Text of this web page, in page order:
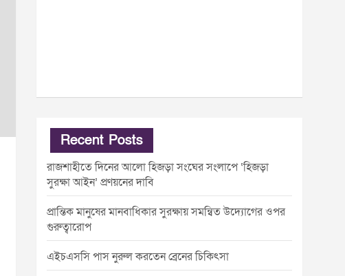
Recent Posts
রাজশাহীতে দিনের আলো হিজড়া সংঘের সংলাপে ‘হিজড়া
সুরক্ষা আইন’ প্রণয়নের দাবি
প্রান্তিক মানুষের মানবাধিকার সুরক্ষায় সমন্বিত উদ্যোগের ওপর
গুরুত্বারোপ
এইচএসসি পাস নুরুল করতেন ব্রেনের চিকিৎসা